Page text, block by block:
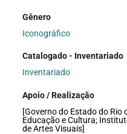
Gênero
Iconográfico
Catalogado - Inventariado
Inventariado
Apoio / Realização
[Governo do Estado do Rio
Educação e Cultura;
de Artes Visuais]